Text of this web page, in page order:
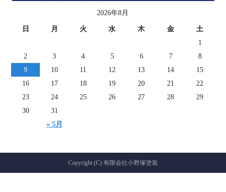
2026年8月
日 月 火 水 木 金 土
« 5月
1
2
3 4 5 6 7
8
9
10 11 12 13 14
15
16
17 18 19 20 21
22
23
24 25 26 27 28
29
30
31
Copyright (C) 有限会社小野塚塗装